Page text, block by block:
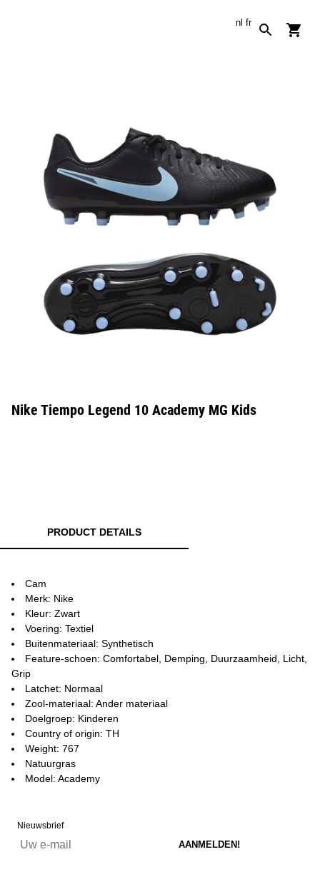
nl fr
Nike Tiempo Legend 10 Academy MG Kids
PRODUCT DETAILS
Cam
Merk: Nike
Kleur: Zwart
Voering: Textiel
Buitenmateriaal: Synthetisch
Feature-schoen: Comfortabel, Demping, Duurzaamheid, Licht,
Grip
Latchet: Normaal
Zool-materiaal: Ander materiaal
Doelgroep: Kinderen
Country of origin: TH
Weight: 767
Natuurgras
Model: Academy
Nieuwsbrief